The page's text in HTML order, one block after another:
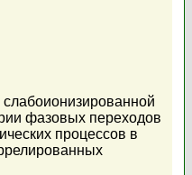
фазовых переходов
процессов в